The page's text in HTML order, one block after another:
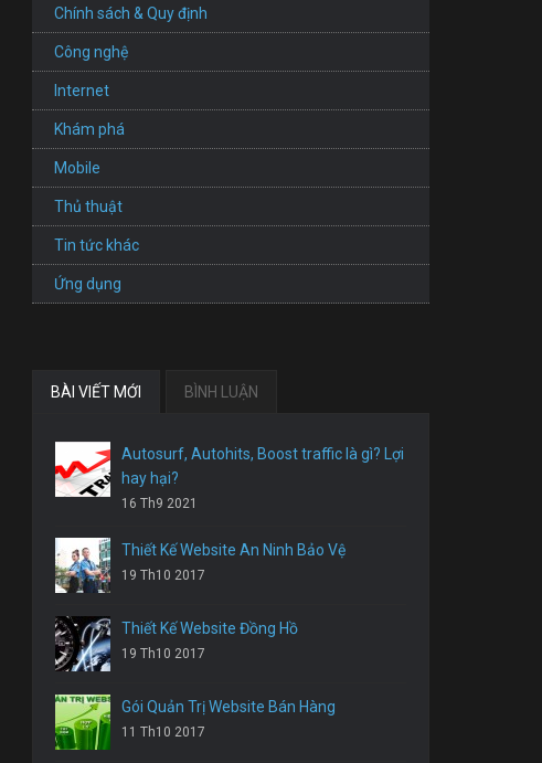
Chính sách & Quy định
Công nghệ
Internet
Khám phá
Mobile
Thủ thuật
Tin tức khác
Ứng dụng
BÀI VIẾT MỚI BÌNH LUẬN
Autosurf, Autohits, Boost traffic là gì? Lợi
hay hại?
16 Th9 2021
Thiết Kế Website An Ninh Bảo Vệ
19 Th10 2017
Thiết Kế Website Đồng Hồ
19 Th10 2017
Gói Quản Trị Website Bán Hàng
11 Th10 2017